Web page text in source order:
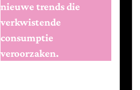
nieuwe trends die
verkwistende
consumptie
veroorzaken.